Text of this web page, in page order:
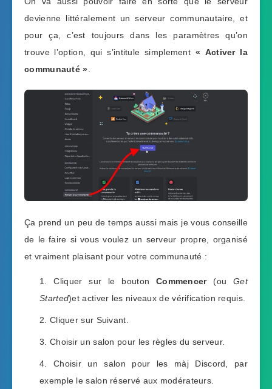
devienne littéralement un serveur communautaire, et
pour ça, c’est toujours dans les paramètres qu’on
trouve l’option, qui s’intitule simplement « Activer la
communauté »
Ça prend un peu de temps aussi mais je vous conseille
de le faire si vous voulez un serveur propre, organisé
et vraiment plaisant pour votre communauté :
Cliquer sur le bouton Commencer(ouGet
Started)et activer les niveaux de vérification requis.
Cliquer sur Suivant.
Choisir un salon pour les règles du serveur.
Choisir un salon pour les màj Discord, par
exemple le salon réservé aux modérateurs.